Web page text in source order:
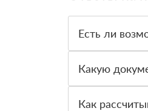
Есть ли
вправе от него
Какую
Как